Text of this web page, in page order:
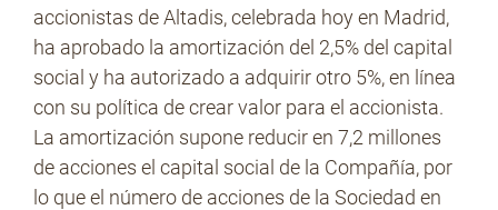
Prensa
Contacto
accionistas de Altadis, celebrada hoy en Madrid,
ha aprobado la amortización del 2,5% del capital
social y ha autorizado a adquirir otro 5%, en línea
con su política de crear valor para el accionista.
La amortización supone reducir en 7,2 millones
de acciones el capital social de la Compañía, por
lo que el número de acciones de la Sociedad en